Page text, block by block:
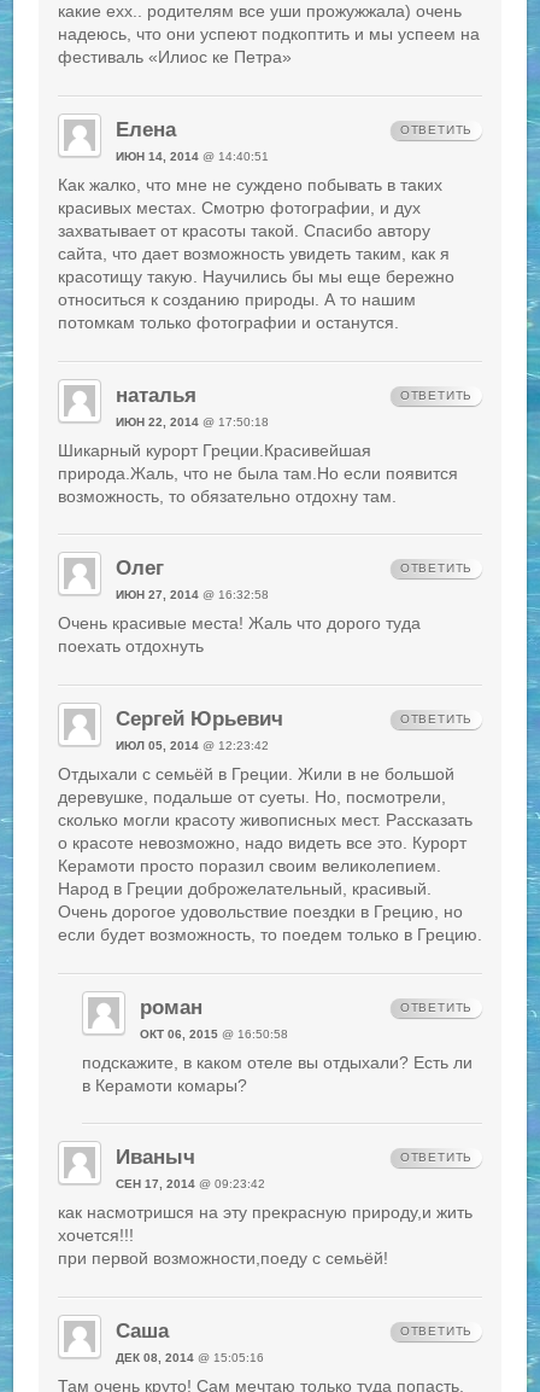
какие ехх.. родителям все уши прожужжала) очень
надеюсь, что они успеют подкоптить и мы успеем на
фестиваль «Илиос ке Петра»
Елена
ИЮН 14, 2014@ 14:40:51
Как жалко, что мне не суждено побывать в таких
красивых местах. Смотрю фотографии, и дух
захватывает от красоты такой. Спасибо автору
сайта, что дает возможность увидеть таким, как я
красотищу такую. Научились бы мы еще бережно
относиться к созданию природы. А то нашим
потомкам только фотографии и останутся.
ОТВЕТИТЬ
наталья
ИЮН 22, 2014@ 17:50:18
Шикарный курорт Греции.Красивейшая
природа.Жаль, что не была там.Но если появится
возможность, то обязательно отдохну там.
ОТВЕТИТЬ
Олег
ИЮН 27, 2014@ 16:32:58
Очень красивые места! Жаль что дорого туда
поехать отдохнуть
ОТВЕТИТЬ
Сергей Юрьевич
ИЮЛ 05, 2014@ 12:23:42
Отдыхали с семьёй в Греции. Жили в не большой
деревушке, подальше от суеты. Но, посмотрели,
сколько могли красоту живописных мест. Рассказать
о красоте невозможно, надо видеть все это. Курорт
Керамоти просто поразил своим великолепием.
Народ в Греции доброжелательный, красивый.
Очень дорогое удовольствие поездки в Грецию, но
если будет возможность, то поедем только в Грецию.
ОТВЕТИТЬ
роман
ОКТ 06, 2015@ 16:50:58
подскажите, в каком отеле вы отдыхали? Есть ли
в Керамоти комары?
ОТВЕТИТЬ
Иваныч
СЕН 17, 2014@ 09:23:42
как насмотришся на эту прекрасную природу,и жить
хочется!!!
при первой возможности,поеду с семьёй!
ОТВЕТИТЬ
Саша
ДЕК 08, 2014@ 15:05:16
Там очень круто! Сам мечтаю только туда попасть,
ОТВЕТИТЬ